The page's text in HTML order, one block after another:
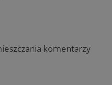
komentarzy